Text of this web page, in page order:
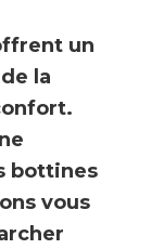
un
la
.
bottines
vous